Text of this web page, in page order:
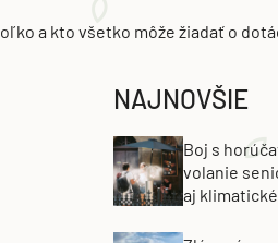
a kto všetko môže žiadať o
NAJNOVŠIE
Boj s
volanie
aj